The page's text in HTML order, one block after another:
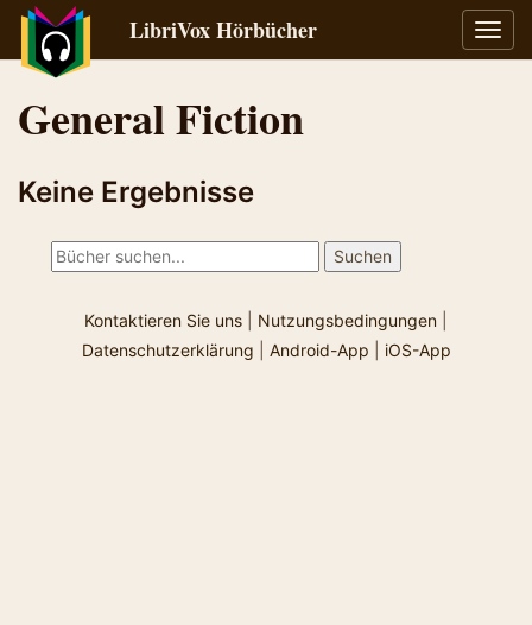
LibriVox Hörbücher
General Fiction
Keine Ergebnisse
Kontaktieren Sie uns Nutzungsbedingungen
Datenschutzerklärung
Android-App iOS-App